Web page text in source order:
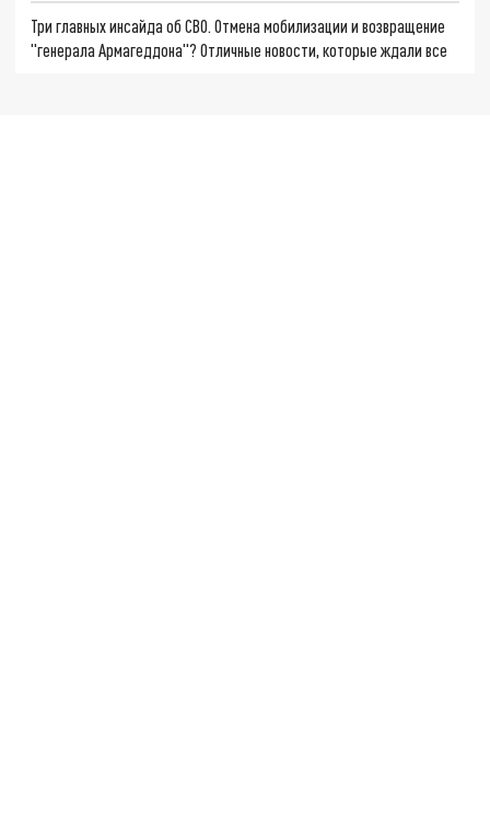
Три главных инсайда об СВО. Отмена мобилизации и возвращение
"генерала Армагеддона"? Отличные новости, которые ждали все